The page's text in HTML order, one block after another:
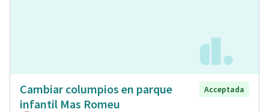
Cambiar columpios en parque
infantil Mas Romeu
Acceptada